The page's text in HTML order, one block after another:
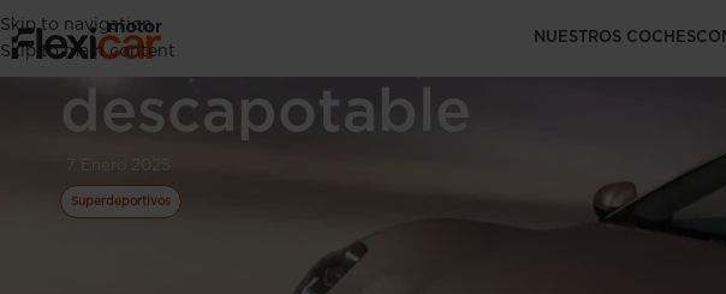
Skip to navigation
Skip to main content
NUESTROS COCHES
Maserati GranCabrio:
descapotable
7 Enero 2025
Superdeportivos